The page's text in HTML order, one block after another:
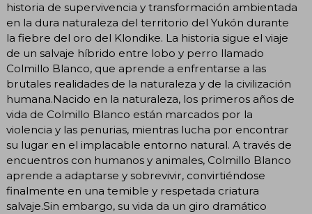
historia de supervivencia y transformación ambientada
en la dura naturaleza del territorio del Yukón durante
la fiebre del oro del Klondike. La historia sigue el viaje
de un salvaje híbrido entre lobo y perro llamado
Colmillo Blanco, que aprende a enfrentarse a las
brutales realidades de la naturaleza y de la civilización
humana.Nacido en la naturaleza, los primeros años de
vida de Colmillo Blanco están marcados por la
violencia y las penurias, mientras lucha por encontrar
su lugar en el implacable entorno natural. A través de
encuentros con humanos y animales, Colmillo Blanco
aprende a adaptarse y sobrevivir, convirtiéndose
finalmente en una temible y respetada criatura
salvaje.Sin embargo, su vida da un giro dramático